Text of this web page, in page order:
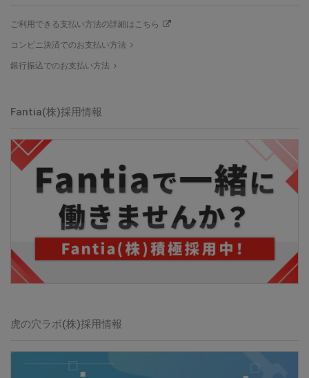
ご利用できる支払い方法の詳細はこちら
コンビニ決済でのお支払い方法
銀行振込でのお支払い方法
Fantia(株)採用情報
虎の穴ラボ(株)採用情報